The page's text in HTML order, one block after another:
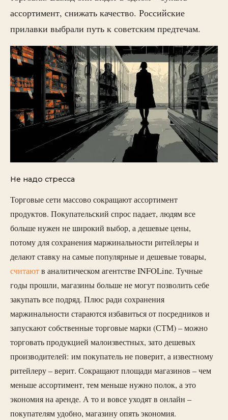
ассортимент, снижать качество. Российские
прилавки выбрали путь к советским предтечам.
Не надо стресса
Торговые сети массово сокращают ассортимент
продуктов. Покупательский спрос падает, людям все
больше нужен не широкий выбор, а дешевые цены,
потому для сохранения маржинальности ритейлеры и
делают ставку на самые популярные и дешевые товары,
считаютв аналитическом агентстве INFOLine. Тучные
годы прошли, магазины больше не могут позволить себе
закупать все подряд. Плюс ради сохранения
маржинальности стараются избавиться от посредников и
запускают собственные торговые марки (СТМ) – можно
торговать продукцией малоизвестных, зато дешевых
производителей: им покупатель не поверит, а известному
ритейлеру – верит. Сокращают площади магазинов – чем
меньше ассортимент, тем меньше нужно полок, а это
экономия на аренде. А то и вовсе уходят в онлайн –
покупателям удобно, магазину опять экономия.